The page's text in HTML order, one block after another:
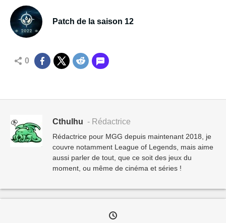
Patch de la saison 12
0
Cthulhu - Rédactrice
Rédactrice pour MGG depuis maintenant 2018, je
couvre notamment League of Legends, mais aime
aussi parler de tout, que ce soit des jeux du
moment, ou même de cinéma et séries !